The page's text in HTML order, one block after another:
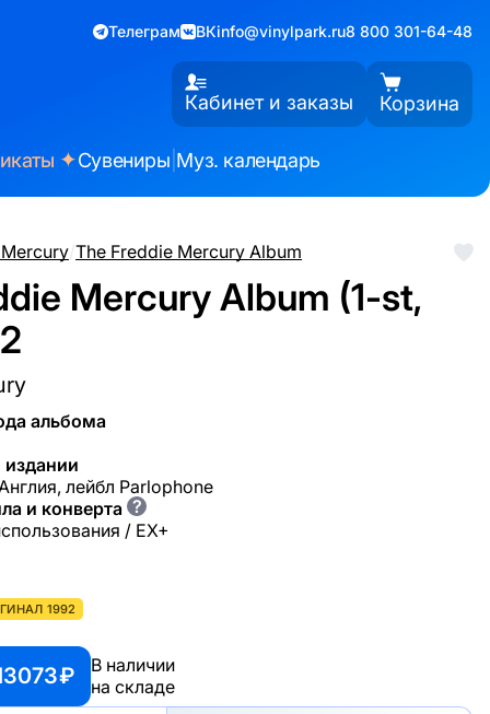
Телеграм ВКinfo@vinylpark.ru8 800 301-64-48
Кабинет и заказы Корзина
✦Сувениры Муз. календарь
/The Freddie Mercury Album
Mercury Album (1-st,
альбома
лейбл Parlophone
и конверта ?
/ EX+
1992
₽
В наличии
на складе